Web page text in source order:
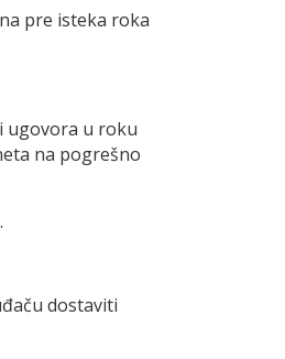
pre isteka roka
ugovora u roku
na pogrešno
dostaviti